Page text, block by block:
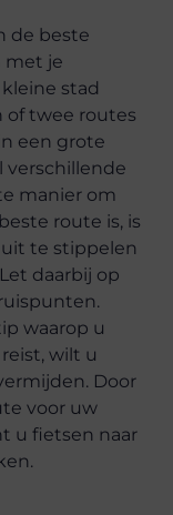
de beste
met je
kleine stad
of twee routes
een grote
verschillende
manier om
route is, is
te stippelen
daarbij op
waarop u
wilt u
Door
voor uw
u fietsen naar